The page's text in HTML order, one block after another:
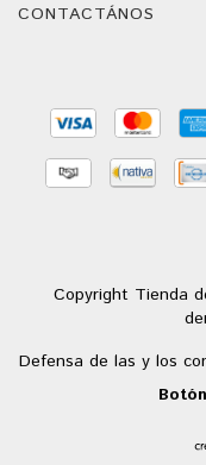
CONTACTÁNOS
Copyright Tienda
Defensa de las y los